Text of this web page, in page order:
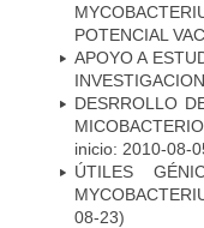
POTENCIAL
APOYO A
DESRROLLO
inicio: 2010-08-
ÚTILES
08-23)